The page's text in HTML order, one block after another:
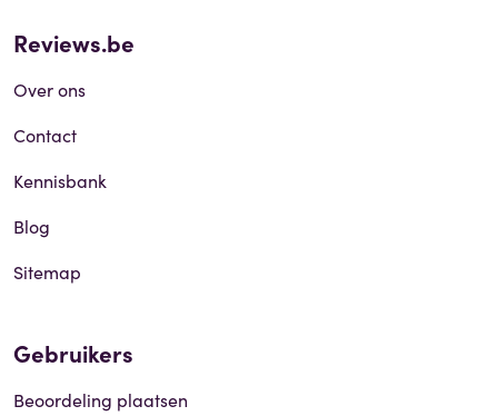
Reviews.be
Over ons
Contact
Kennisbank
Blog
Sitemap
Gebruikers
Beoordeling plaatsen